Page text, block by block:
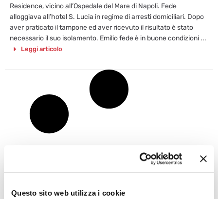
Questo sito web utilizza i cookie
Residence, vicino all’Ospedale del Mare di Napoli. Fede
alloggiava all’hotel S. Lucia in regime di arresti domiciliari. Dopo
aver praticato il tampone ed aver ricevuto il risultato è stato
necessario il suo isolamento. Emilio fede è in buone condizioni ...
Leggi articolo